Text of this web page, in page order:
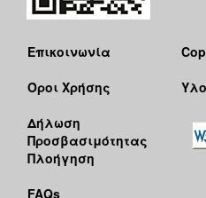
Επικοινωνία
Όροι Χρήσης
Δήλωση
Προσβασιμότητας
Πλοήγηση
FAQs